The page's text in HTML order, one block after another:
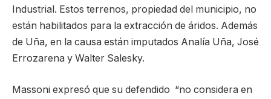
Industrial. Estos terrenos, propiedad del municipio, no
están habilitados para la extracción de áridos. Además
de Uña, en la causa están imputados Analía Uña, José
Errozarena y Walter Salesky.
Massoni expresó que su defendido “no considera en